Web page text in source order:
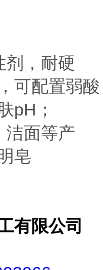
剂，耐硬
可配置弱酸
pH；
洁面等产
皂
有限公司